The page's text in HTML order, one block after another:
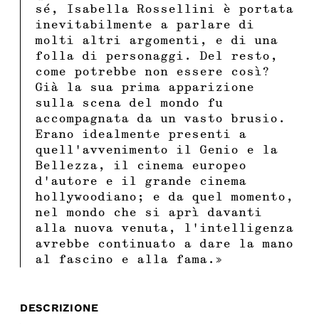
sé, Isabella Rossellini è portata
inevitabilmente a parlare di
molti altri argomenti, e di una
folla di personaggi. Del resto,
come potrebbe non essere così?
Già la sua prima apparizione
sulla scena del mondo fu
accompagnata da un vasto brusio.
Erano idealmente presenti a
quell’avvenimento il Genio e la
Bellezza, il cinema europeo
d’autore e il grande cinema
hollywoodiano; e da quel momento,
nel mondo che si aprì davanti
alla nuova venuta, l’intelligenza
avrebbe continuato a dare la mano
al fascino e alla fama.»
DESCRIZIONE